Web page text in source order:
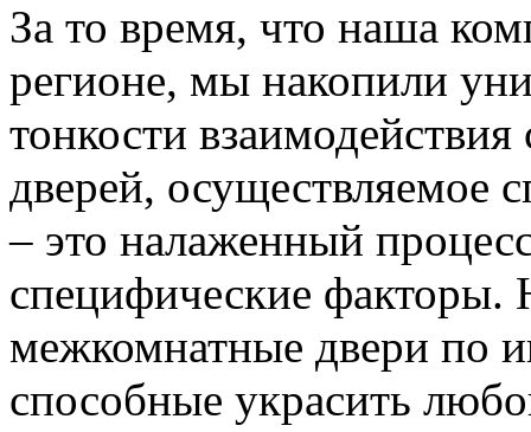
За то время, что наша
регионе, мы накопили
тонкости
дверей, осуществляемое
– это налаженный
специфические
межкомнатные двери по
способные украсить